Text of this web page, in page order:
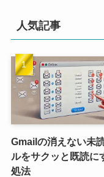
人気記事
Gmailの消えない未
ルをサクッと既読に
処法